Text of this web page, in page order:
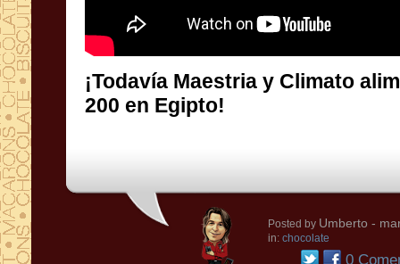
¡Todavía Maestria y Climato
200 en Egipto!
Posted by Umberto -
in: chocolate
0